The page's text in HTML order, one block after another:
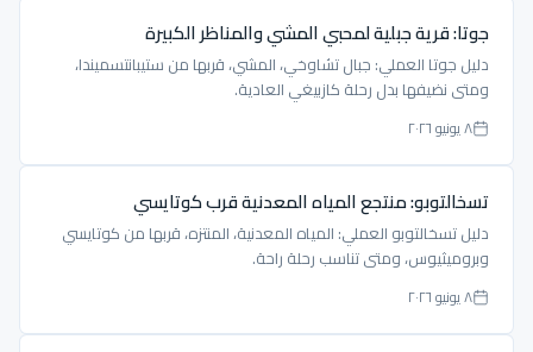
جوتا: قرية جبلية لمحبي المشي والمناظر الكبيرة
دليل جوتا العملي: جبال تشاوخي، المشي، قربها من ستيبانتسميندا،
ومتى نضيفها بدل رحلة كازبيغي العادية.
٨ يونيو ٢٠٢٦
تسخالتوبو: منتجع المياه المعدنية قرب كوتايسي
دليل تسخالتوبو العملي: المياه المعدنية، المنتزه، قربها من كوتايسي
وبروميثيوس، ومتى تناسب رحلة راحة.
٨ يونيو ٢٠٢٦